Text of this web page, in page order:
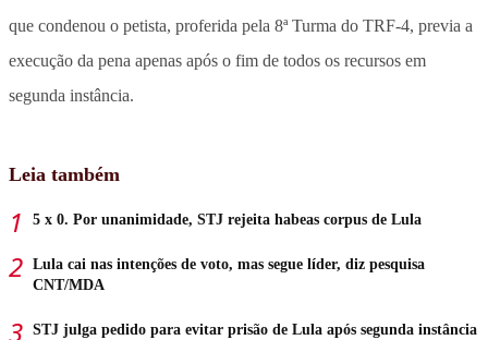
que condenou o petista, proferida pela 8ª Turma do TRF-4, previa a
execução da pena apenas após o fim de todos os recursos em
segunda instância.
Leia também
5 x 0. Por unanimidade, STJ rejeita habeas corpus de Lula
Lula cai nas intenções de voto, mas segue líder, diz pesquisa
CNT/MDA
STJ julga pedido para evitar prisão de Lula após segunda instância